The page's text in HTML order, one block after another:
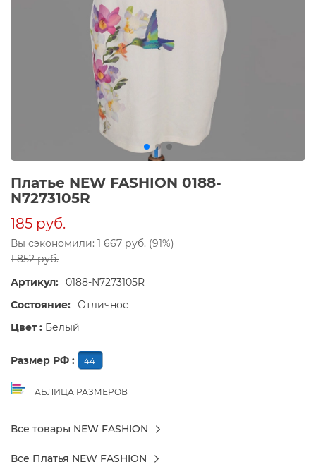
Платье NEW FASHION 0188-
N7273105R
185 руб.
Вы сэкономили: 1 667 руб. (91%)
1 852 руб.
Артикул: 0188-N7273105R
Состояние: Отличное
Цвет : Белый
Размер РФ : 44
ТАБЛИЦА РАЗМЕРОВ
Все товары NEW FASHION
Все Платья NEW FASHION